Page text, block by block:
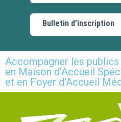
Bulletin d’inscription
Accompagner les publics
en Maison d’Accueil
et en Foyer d’Accueil